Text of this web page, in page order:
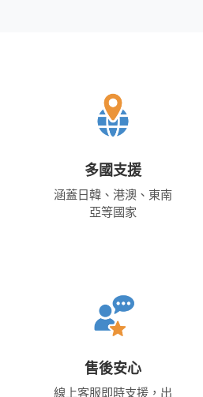
多國支援
涵蓋日韓、港澳、東南
亞等國家
售後安心
線上客服即時支援，出